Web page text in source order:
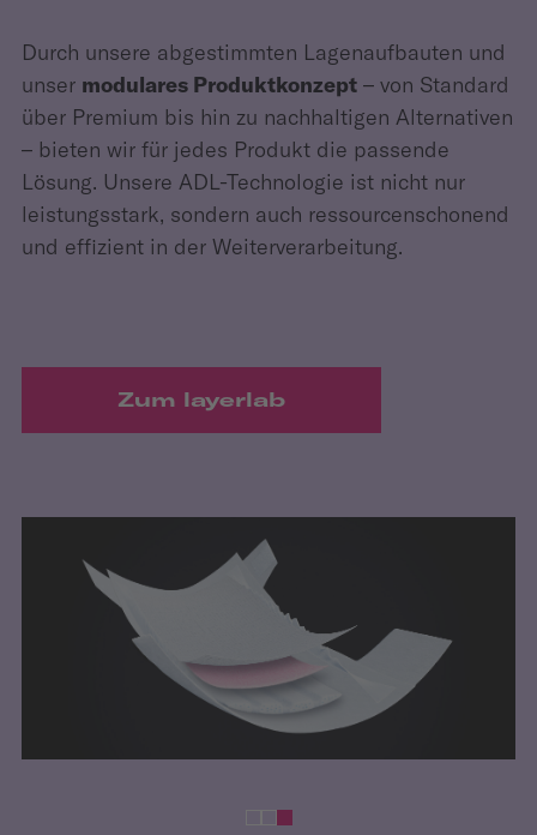
Durch unsere abgestimmten Lagenaufbauten und
unser modulares Produktkonzept – von Standard
über Premium bis hin zu nachhaltigen Alternativen
– bieten wir für jedes Produkt die passende
Lösung. Unsere ADL-Technologie ist nicht nur
leistungsstark, sondern auch ressourcenschonend
und effizient in der Weiterverarbeitung.
Zum layerlab